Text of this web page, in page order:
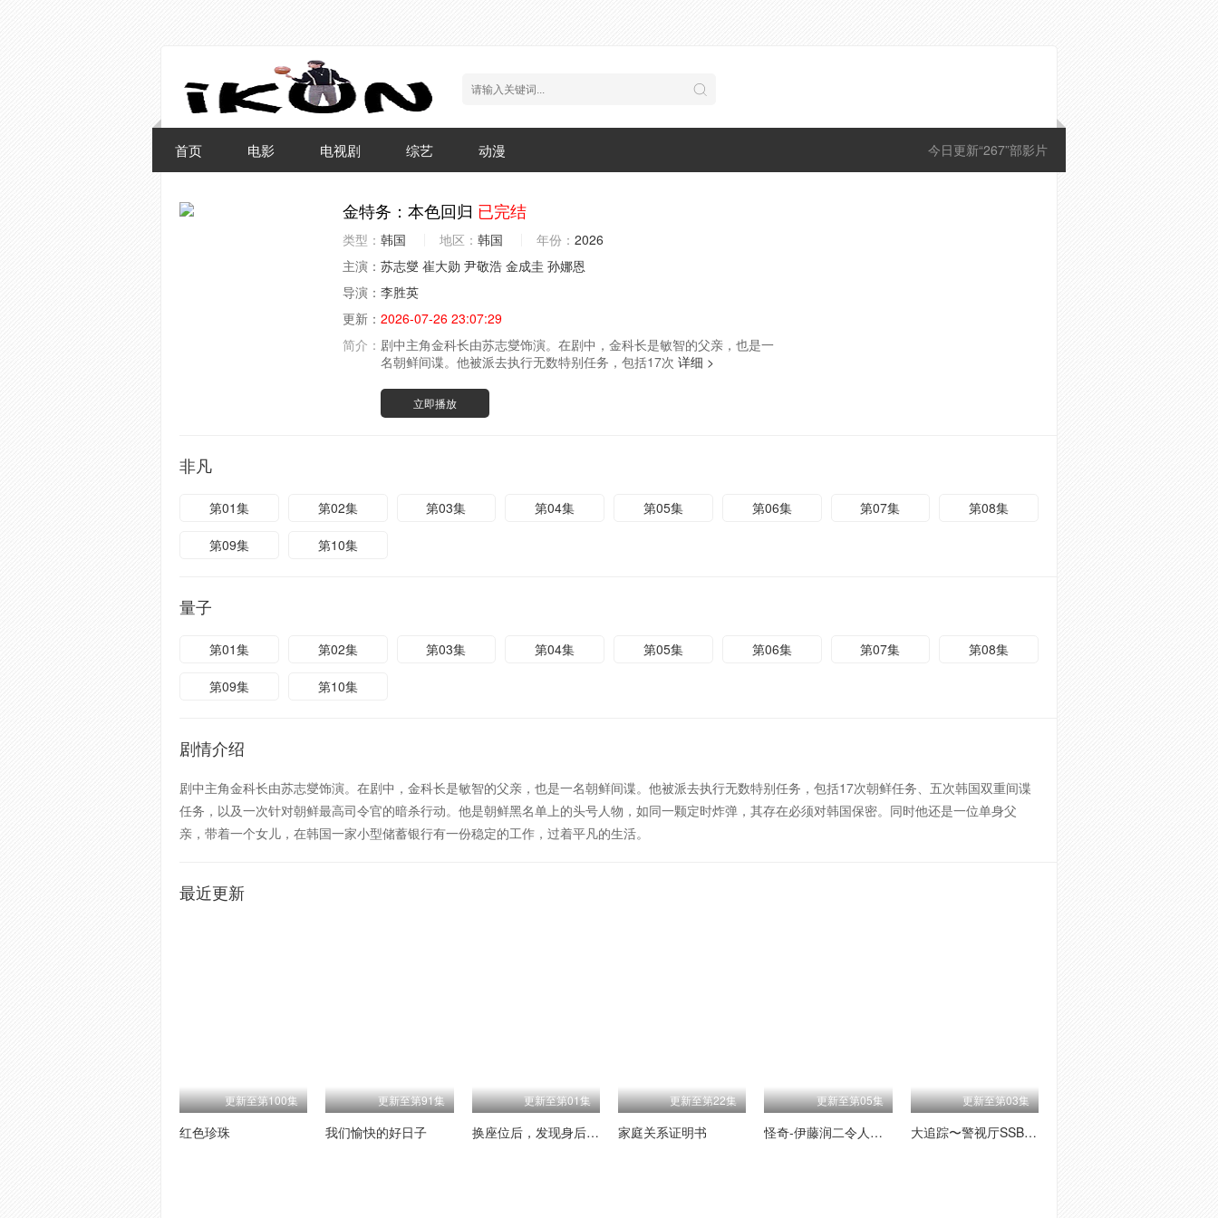
今日更新“267”部影片
首页 电影 电视剧 综艺 动漫
金特务：本色回归 已完结
类型： 韩国 地区： 韩国 年份： 2026
主演： 苏志燮 崔大勋 尹敬浩 金成圭 孙娜恩
导演： 李胜英
更新： 2026-07-26 23:07:29
简介： 剧中主角金科长由苏志燮饰演。在剧中，金科长是敏智的父亲，也是一
名朝鲜间谍。他被派去执行无数特别任务，包括17次 详细 >
立即播放
非凡
第01集 第02集 第03集 第04集 第05集 第06集 第07集 第08集
第09集 第10集
量子
第01集 第02集 第03集 第04集 第05集 第06集 第07集 第08集
第09集 第10集
剧情介绍
剧中主角金科长由苏志燮饰演。在剧中，金科长是敏智的父亲，也是一名朝鲜间谍。他被派去执行无数特别任务，包括17次朝鲜任务、五次韩国双重间谍
任务，以及一次针对朝鲜最高司令官的暗杀行动。他是朝鲜黑名单上的头号人物，如同一颗定时炸弹，其存在必须对韩国保密。同时他还是一位单身父
亲，带着一个女儿，在韩国一家小型储蓄银行有一份稳定的工作，过着平凡的生活。
最近更新
更新至第100集
红色珍珠
更新至第91集
我们愉快的好日子
更新至第01集
换座位后，发现身后的男生好像喜欢我
更新至第22集
家庭关系证明书
更新至第05集
怪奇-伊藤润二令人彻夜难眠的奇异故事－
更新至第03集
大追踪〜警视厅SSBC强行犯系〜第二季